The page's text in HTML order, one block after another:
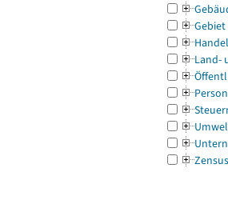
Gebiet
Land-
Zensus